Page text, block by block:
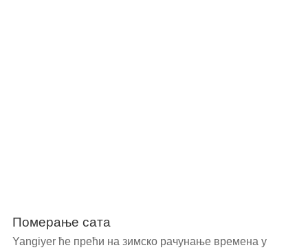
Померање сата
Yangiyer ће прећи на зимско рачунање времена у